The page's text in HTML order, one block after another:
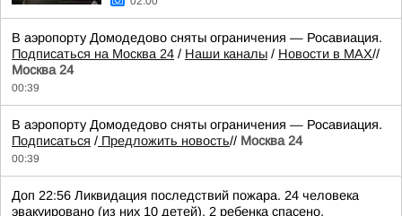
В аэропорту Домодедово сняты ограничения — Росавиация.
Подписаться на Москва 24 / Наши каналы / Новости в MAX//
Москва 24
00:39
В аэропорту Домодедово сняты ограничения — Росавиация.
Подписаться / Предложить новость// Москва 24
00:39
Доп 22:56 Ликвидация последствий пожара. 24 человека
эвакуировано (из них 10 детей), 2 ребенка спасено,